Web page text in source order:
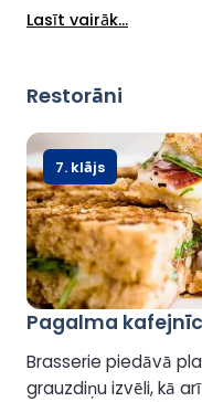
dzērienus un
savu ceļojumu.
Lasīt vairāk...
Restorāni
Pagalma
Brasserie piedāvā
grauzdiņu izvēli, kā
7. klājs